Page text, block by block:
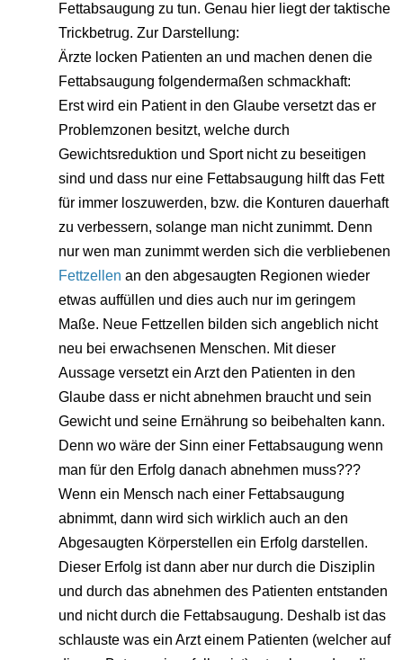
Fettabsaugung zu tun. Genau hier liegt der taktische
Trickbetrug. Zur Darstellung:
Ärzte locken Patienten an und machen denen die
Fettabsaugung folgendermaßen schmackhaft:
Erst wird ein Patient in den Glaube versetzt das er
Problemzonen besitzt, welche durch
Gewichtsreduktion und Sport nicht zu beseitigen
sind und dass nur eine Fettabsaugung hilft das Fett
für immer loszuwerden, bzw. die Konturen dauerhaft
zu verbessern, solange man nicht zunimmt. Denn
nur wen man zunimmt werden sich die verbliebenen
Fettzellen an den abgesaugten Regionen wieder
etwas auffüllen und dies auch nur im geringem
Maße. Neue Fettzellen bilden sich angeblich nicht
neu bei erwachsenen Menschen. Mit dieser
Aussage versetzt ein Arzt den Patienten in den
Glaube dass er nicht abnehmen braucht und sein
Gewicht und seine Ernährung so beibehalten kann.
Denn wo wäre der Sinn einer Fettabsaugung wenn
man für den Erfolg danach abnehmen muss???
Wenn ein Mensch nach einer Fettabsaugung
abnimmt, dann wird sich wirklich auch an den
Abgesaugten Körperstellen ein Erfolg darstellen.
Dieser Erfolg ist dann aber nur durch die Disziplin
und durch das abnehmen des Patienten entstanden
und nicht durch die Fettabsaugung. Deshalb ist das
schlauste was ein Arzt einem Patienten (welcher auf